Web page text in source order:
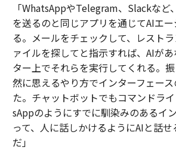
「WhatsAppやTelegram、Slackなど
を送るのと同じアプリを通じてAIエ
る。メールをチェックして、レスト
ァイルを探してと指示すれば、AIが
ター上でそれらを実行してくれる。
然に思えるやり方でインターフェー
た。チャットボットでもコマンドラ
sAppのようにすでに馴染みのあるイ
って、人に話しかけるようにAIと話
だ」